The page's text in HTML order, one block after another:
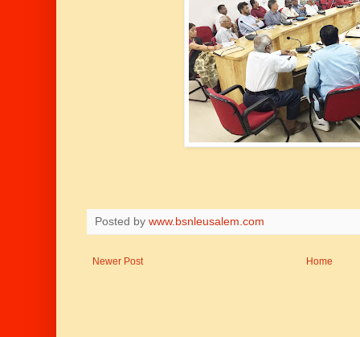
Posted by www.bsnleusalem.com
Newer Post Home